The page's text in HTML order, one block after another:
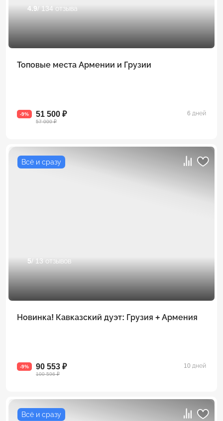
4.9 / 134 отзыва
Топовые места Армении и Грузии
-9% 51 500 ₽
57 000 ₽
6 дней
Всё и сразу
5/ 13 отзывов
Новинка! Кавказский дуэт: Грузия + Армения
-9% 90 553 ₽
100 596 ₽
10 дней
Всё и сразу